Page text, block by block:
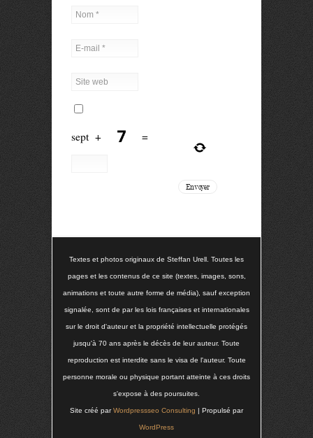
sept + =
Textes et photos originaux de Steffan Urell. Toutes les
pages et les contenus de ce site (textes, images, sons,
animations et toute autre forme de média), sauf exception
signalée, sont de par les lois françaises et internationales
sur le droit d'auteur et la propriété intellectuelle protégés
jusqu'à 70 ans après le décès de leur auteur. Toute
reproduction est interdite sans le visa de l'auteur. Toute
personne morale ou physique portant atteinte à ces droits
s'expose à des poursuites.
Site créé parWordpressseo Consulting | Propulsé par
WordPress